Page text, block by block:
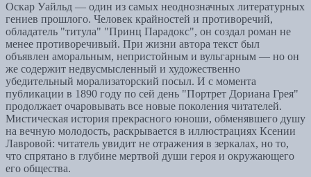
Оскар Уайльд — один из самых неоднозначных литературных
гениев прошлого. Человек крайностей и противоречий,
обладатель "титула" "Принц Парадокс", он создал роман не
менее противоречивый. При жизни автора текст был
объявлен аморальным, непристойным и вульгарным — но он
же содержит недвусмысленный и художественно
убедительный морализаторский посыл. И с момента
публикации в 1890 году по сей день "Портрет Дориана Грея"
продолжает очаровывать все новые поколения читателей.
Мистическая история прекрасного юноши, обменявшего душу
на вечную молодость, раскрывается в иллюстрациях Ксении
Лавровой: читатель увидит не отражения в зеркалах, но то,
что спрятано в глубине мертвой души героя и окружающего
его общества.